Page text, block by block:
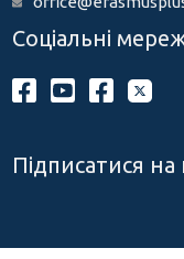
Соціальні
Підписатися